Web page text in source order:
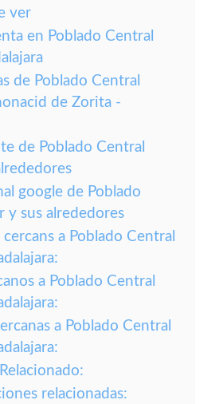
ver
en Poblado Central
de Poblado Central
de Zorita -
de Poblado Central
google de Poblado
y sus alrededores
cercans a Poblado Central
a Poblado Central
a Poblado Central
relacionadas: